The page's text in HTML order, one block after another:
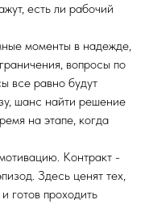
есть ли рабочий
моменты в надежде,
вопросы по
все равно будут
шанс найти решение
на этапе, когда
Контракт -
Здесь ценят тех,
готов проходить